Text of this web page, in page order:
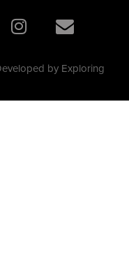
by Exploring